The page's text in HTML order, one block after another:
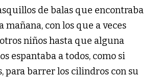
de balas que encontraba
mañana, con los que a veces
niños hasta que alguna
espantaba a todos, como si
para barrer los cilindros con su